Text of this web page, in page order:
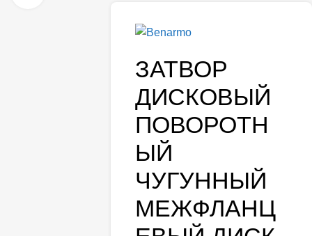
ЗАТВОР
ДИСКОВЫЙ
ПОВОРОТН
ЫЙ
ЧУГУННЫЙ
МЕЖФЛАНЦ